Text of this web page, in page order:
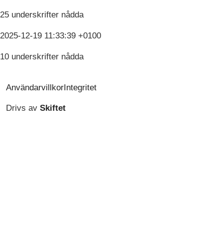
25 underskrifter nådda
2025-12-19 11:33:39 +0100
10 underskrifter nådda
AnvändarvillkorIntegritet
Drivs av Skiftet